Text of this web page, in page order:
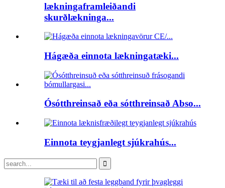
lækningaframleiðandi
skurðlækninga...
Hágæða einnota lækningatæki...
Ósótthreinsað eða sótthreinsað Abso...
Einnota teygjanlegt sjúkrahús...